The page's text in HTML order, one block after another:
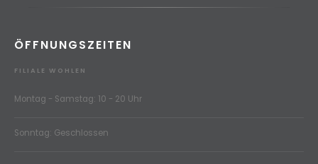
ÖFFNUNGSZEITEN
FILIALE WOHLEN
Montag - Samstag: 10 - 20 Uhr
Sonntag: Geschlossen